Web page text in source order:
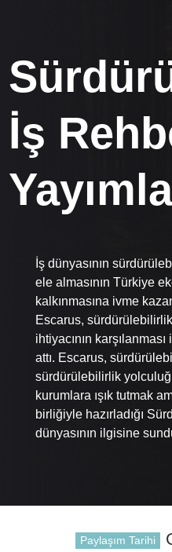
İş
İş dünyasının
ele almasının Türkiye
kalkınmasına ivme
Escarus,
ihtiyacının
attı. Escarus,
sürdürülebilirlik
kurumlara ışık tutmak
birliğiyle hazırladığı
dünyasının ilgisine
Paylaşım Tarihi